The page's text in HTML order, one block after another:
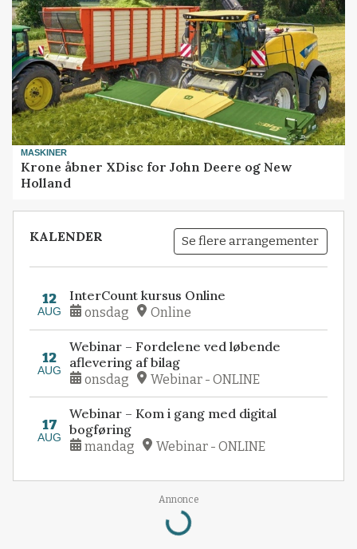
MASKINER
Krone åbner XDisc for John Deere og New
Holland
KALENDER Se flere arrangementer
12
AUG
InterCount kursus Online
onsdag Online
12
AUG
Webinar – Fordelene ved løbende
aflevering af bilag
onsdag Webinar - ONLINE
17
AUG
Webinar – Kom i gang med digital
bogføring
mandag Webinar - ONLINE
Annonce
Loading...